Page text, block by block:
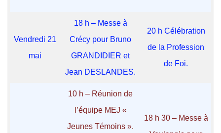
Vendredi 21
mai
18 h – Messe à
Crécy pour Bruno
GRANDIDIER et
Jean DESLANDES.
20 h Célébration
de la Profession
de Foi.
10 h – Réunion de
l’équipe MEJ «
Jeunes Témoins ».
18 h 30 – Messe à